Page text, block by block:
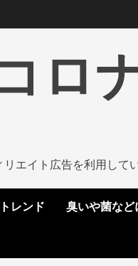
ロ
エイト広告を利用して
レンド 臭いや菌な